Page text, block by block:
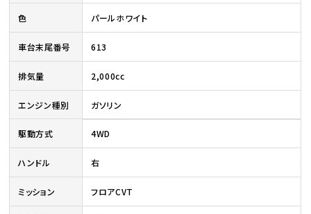
色 パールホワイト
車台末尾番号 613
排気量 2,000cc
エンジン種別 ガソリン
駆動方式 4WD
ハンドル 右
ミッション フロアCVT